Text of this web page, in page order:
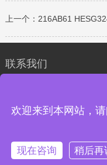
上一个： 216AB61
联系我们
24小时在线
欢迎来到本网站，
现在咨询 稍后再